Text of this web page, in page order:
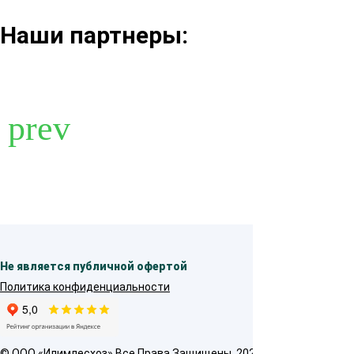
Наши партнеры:
Не является публичной офертой
Политика конфиденциальности